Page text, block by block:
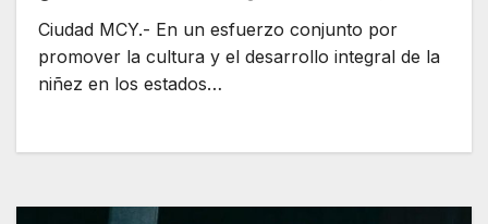
Ciudad MCY.- En un esfuerzo conjunto por
promover la cultura y el desarrollo integral de la
niñez en los estados…